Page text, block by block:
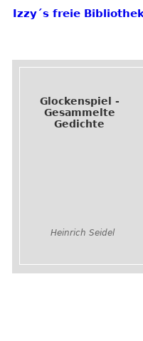
Izzy´s freie
Glockenspiel -
Gesammelte
Gedichte
Heinrich Seidel